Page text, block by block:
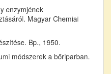
enzymjének
Magyar Chemiai
Bp., 1950.
módszerek a bőriparban.